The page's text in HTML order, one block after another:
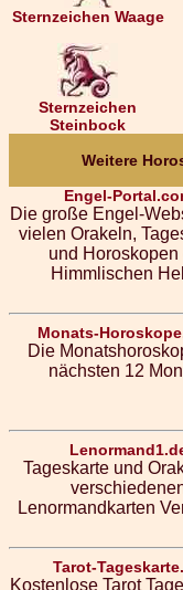
Sternzeichen Waage
Sternzeichen
Steinbock
Weitere
Engel-
Die große Engel-
vielen Orakeln,
und Horoskopen
Himmlischen
Monats-
Die
nächsten 12
Tageskarte und
Lenormandkarten
Tarot-
Kostenlose Tarot